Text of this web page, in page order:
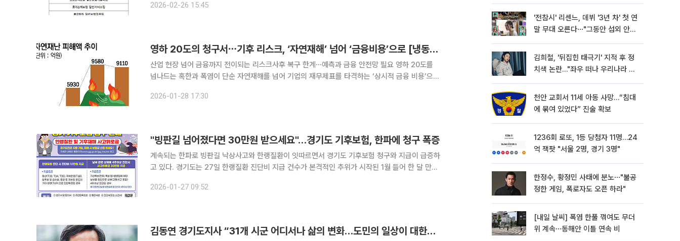
국화재 △삼성화재 △케이비(KB)손해보험 △농협손해보험 △코리안리 등 여러 관계기관
2026-02-26 15:45
영하 20도의 청구서⋯기후 리스크, ‘자연재해’ 넘어 ‘금융비용’으로 [냉동고 한파, 무너지는 산업현장]
산업 현장 넘어 금융까지 전이되는 리스크사후 복구 한계⋯예측과 금융 안전망 필요 영하 20도를
넘나드는 혹한과 폭염이 단순 자연재해를 넘어 기업의 재무제표를 타격하는 ‘상시적 금융 비용’으로
‘날씨’는 이제 기업과 보험사 모두에게 실질적 금융 비용으로 전환되는
2026-01-28 17:30
"빙판길 넘어졌다면 30만원 받으세요"…경기도 기후보험, 한파에 청구 폭증
계속되는 한파로 빙판길 낙상사고와 한랭질환이 잇따르면서 경기도 기후보험 청구와 지급이 급증하
고 있다. 경기도는 27일 한랭질환 진단비 지급 건수가 본격적인 추위가 시작된 1월 들어 한 달 만에
1명, 12월 10명에서 2026년 1월 23일 기준 69명으
2026-01-27 09:52
김동연 경기도지사 “31개 시군 어디서나 삶의 변화…도민의 일상이 대한민국의 힘”
'전참시' 리센느, 데뷔 '3년 차' 첫 연
말 무대 오른다⋯"그동안 섭외 안
김희철, '뒤집힌 태극기' 지적 후 정
치색 논란…"좌우 떠나 우리나라 국
천안 교회서 11세 아동 사망…“침대
에 묶여 있었다” 진술 확보
1236회 로또, 1등 당첨자 11명…24
억 잭팟 "서울 2명, 경기 3명"
한정수, 황정민 사태에 분노⋯"불공
정한 게임, 폭로자도 오픈 하라"
[내일 날씨] 폭염 한풀 꺾여도 무더
위 계속⋯동해안 이틀 연속 비